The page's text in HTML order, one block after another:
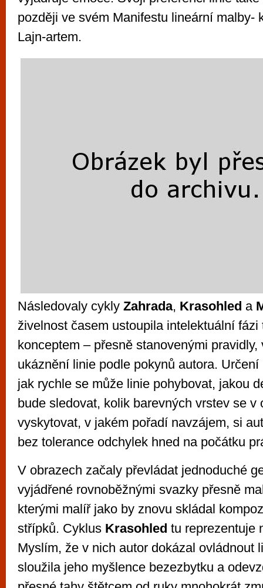
později ve svém Manifestu lineární malby-
Lajn-artem.
Následovaly cykly Zahrada, Krasohled a
živelnost časem ustoupila intelektuální fázi
konceptem – přesně stanovenými pravidly,
ukáznění linie podle pokynů autora.
jak rychle se může linie pohybovat, jakou
bude sledovat, kolik barevných vrstev se v
vyskytovat, v jakém pořadí navzájem, si
bez tolerance odchylek hned na počátku
V obrazech začaly převládat jednoduché
vyjádřené rovnoběžnými svazky přesně
kterými malíř jako by znovu skládal
střípků. Cyklus Krasohled tu reprezentuje
Myslím, že v nich autor dokázal ovládnout
sloužila jeho myšlence bezezbytku a